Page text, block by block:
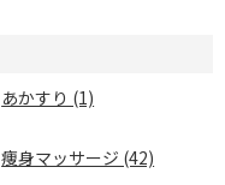
あかすり (1)
痩身マッサージ (42)